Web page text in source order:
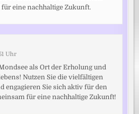
eine nachhaltige Zukunft.
Uhr
als Ort der Erholung und
Nutzen Sie die vielfältigen
engagieren Sie sich aktiv für den
für eine nachhaltige Zukunft!